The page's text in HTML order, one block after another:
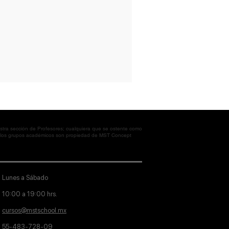
sección de Profesores; cualquiera que se ostente como
grupos académicos son propiedad de MST Concept
Lunes a Sábado
10:00 a 19:00 hrs.
cursos@mstschool.mx
55-483-728-09